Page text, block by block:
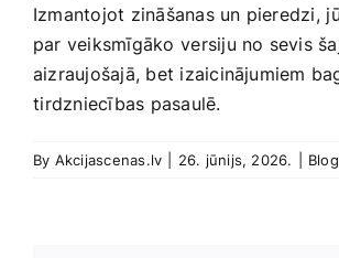
Izmantojot zināšanas ‌un‍ pieredzi,
par veiksmīgāko⁣ versiju no sevis
aizraujošajā, bet izaicinājumiem
⁢tirdzniecības pasaulē.
By Akcijascenas.lv 26. jūnijs, 2026. Blog